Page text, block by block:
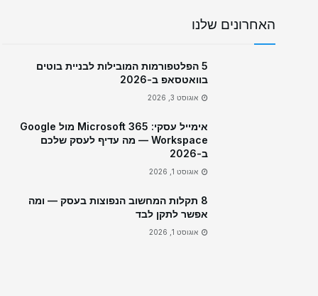
האחרונים שלנו
5 הפלטפורמות המובילות לבניית בוטים
בוואטסאפ ב-2026
אוגוסט 3, 2026
אימייל עסקי: Microsoft 365 מול Google
Workspace — מה עדיף לעסק שלכם
ב-2026
אוגוסט 1, 2026
8 תקלות המחשוב הנפוצות בעסק — ומה
אפשר לתקן לבד
אוגוסט 1, 2026